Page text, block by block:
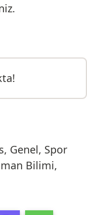
, Genel, Spor
Bilimi,